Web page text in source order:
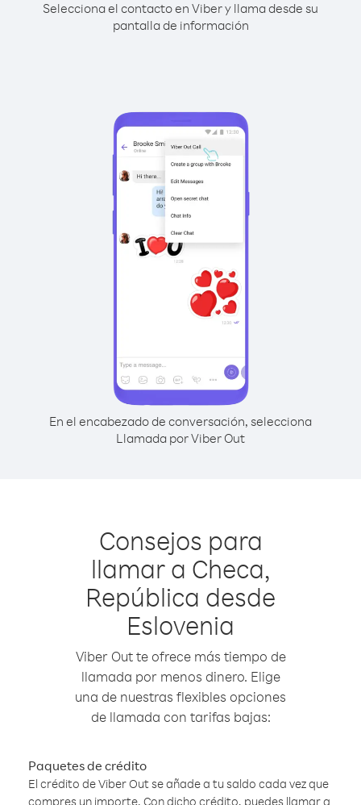
Selecciona el contacto en Viber y llama desde su
pantalla de información
En el encabezado de conversación, selecciona
Llamada por Viber Out
Consejos para
llamar a Checa,
República desde
Eslovenia
Viber Out te ofrece más tiempo de
llamada por menos dinero. Elige
una de nuestras flexibles opciones
de llamada con tarifas bajas:
Paquetes de crédito
El crédito de Viber Out se añade a tu saldo cada vez que
compres un importe. Con dicho crédito, puedes llamar a